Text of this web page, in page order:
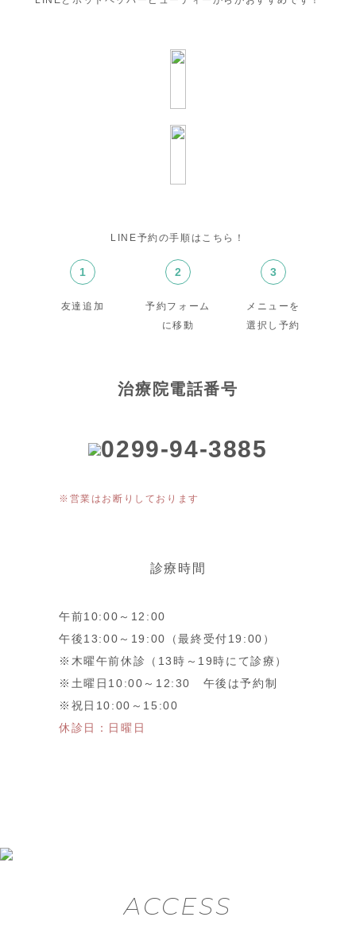
LINE予約の手順はこちら！
1
友達追加
2
予約フォーム
に移動
3
メニューを
選択し予約
治療院電話番号
0299-94-3885
※営業はお断りしております
診療時間
午前10:00～12:00
午後13:00～19:00（最終受付19:00）
※木曜午前休診（13時～19時にて診療）
※土曜日10:00～12:30 午後は予約制
※祝日10:00～15:00
休診日：日曜日
ACCESS